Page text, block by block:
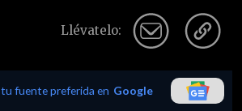
Llévatelo:
fuente preferida en Google